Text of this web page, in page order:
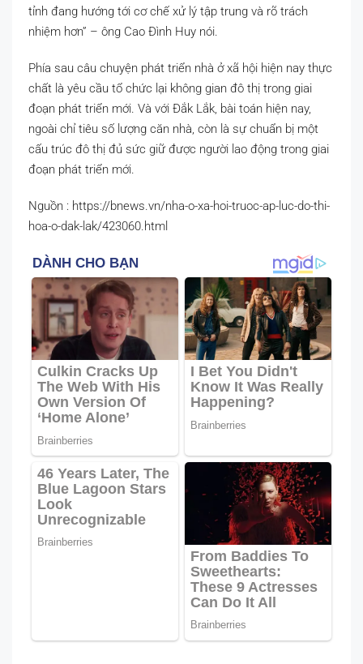
tỉnh đang hướng tới cơ chế xử lý tập trung và rõ trách
nhiệm hơn” – ông Cao Đình Huy nói.
Phía sau câu chuyện phát triển nhà ở xã hội hiện nay thực
chất là yêu cầu tổ chức lại không gian đô thị trong giai
đoạn phát triển mới. Và với Đắk Lắk, bài toán hiện nay,
ngoài chỉ tiêu số lượng căn nhà, còn là sự chuẩn bị một
cấu trúc đô thị đủ sức giữ được người lao động trong giai
đoạn phát triển mới.
Nguồn : https://bnews.vn/nha-o-xa-hoi-truoc-ap-luc-do-thi-
hoa-o-dak-lak/423060.html